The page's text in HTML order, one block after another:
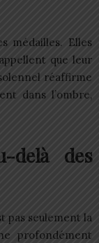
médailles. Elles
que leur
réaffirme
dans l’ombre,
delà des
pas seulement la
profondément